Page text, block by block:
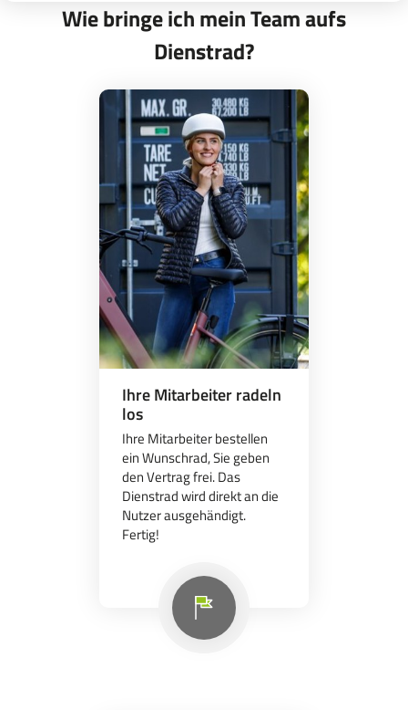
Wie bringe ich mein Team aufs
Dienstrad?
Ihre Mitarbeiter radeln
los
Ihre Mitarbeiter bestellen
ein Wunschrad, Sie geben
den Vertrag frei. Das
Dienstrad wird direkt an die
Nutzer ausgehändigt.
Fertig!